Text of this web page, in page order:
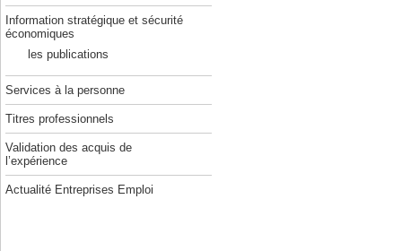
Information stratégique et sécurité
économiques
les publications
Services à la personne
Titres professionnels
Validation des acquis de
l’expérience
Actualité Entreprises Emploi